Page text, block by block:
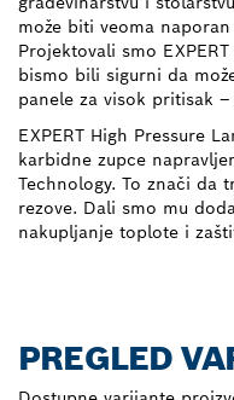
može biti veoma
Projektovali smo
bismo bili sigurni da
panele za visok pritisak
EXPERT High Pressure
karbidne zupce
Technology. To znači da
rezove. Dali smo mu
nakupljanje toplote i
PREGLED